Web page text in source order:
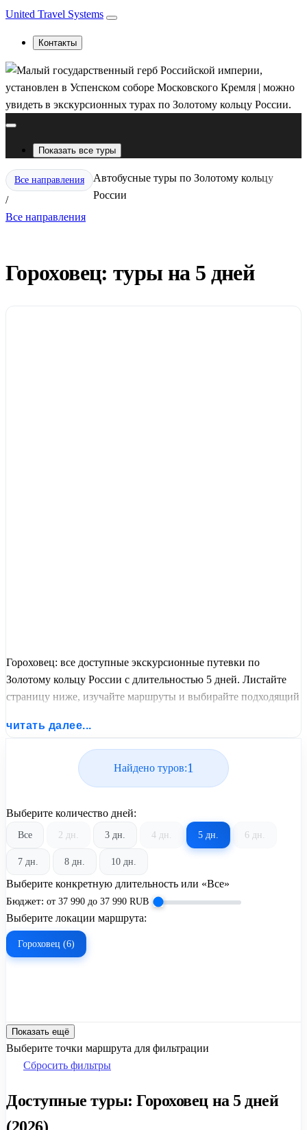
United Travel Systems
Контакты
Показать все туры
Все направления
/
Автобусные туры по Золотому кольцу
России
Все направления
Гороховец: туры на 5 дней
Гороховец: все доступные экскурсионные путевки по
Золотому кольцу России с длительностью 5 дней. Листайте
страницу ниже, изучайте маршруты и выбирайте подходящий
от United Travel Systems.
читать далее...
Найдено туров:1
Выберите количество дней:
Все 2 дн. 3 дн. 4 дн. 5 дн. 6 дн.
7 дн. 8 дн. 10 дн.
Выберите конкретную длительность или «Все»
Бюджет: от 37 990 до 37 990 RUB
Выберите локации маршрута:
Гороховец (6)
Показать ещё
Выберите точки маршрута для фильтрации
Сбросить фильтры
Доступные туры: Гороховец на 5 дней
(2026)